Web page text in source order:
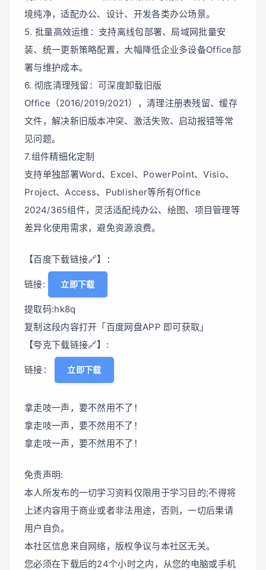
境纯净，适配办公、设计、开发各类办公场景。
5. 批量高效运维：支持离线包部署、局域网批量安
装、统一更新策略配置，大幅降低企业多设备Office部
署与维护成本。
6. 彻底清理残留：可深度卸载旧版
Office（2016/2019/2021），清理注册表残留、缓存
文件，解决新旧版本冲突、激活失败、启动报错等常
见问题。
7.组件精细化定制
支持单独部署Word、Excel、PowerPoint、Visio、
Project、Access、Publisher等所有Office
2024/365组件，灵活适配纯办公、绘图、项目管理等
差异化使用需求，避免资源浪费。
【百度下载链接🔗】：
链接: 立即下载
提取码:hk8q
复制这段内容打开「百度网盘APP 即可获取」
【夸克下载链接🔗】:
链接： 立即下载
拿走吱一声，要不然用不了！
拿走吱一声，要不然用不了！
拿走吱一声，要不然用不了！
免责声明:
本人所发布的一切学习资料仅限用于学习目的;不得将
上述内容用于商业或者非法用途，否则，一切后果请
用户自负。
本社区信息来自网络，版权争议与本社区无关。
您必须在下载后的24个小时之内，从您的电脑或手机